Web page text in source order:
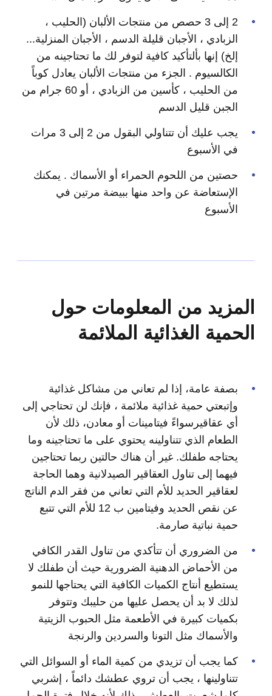
2 إلى 3 حصص من منتجات الألبان (الحليب ،
الزبادي ، الأجبان قليلة الدسم ، الأجبان المنزلية...
إلخ) إنها بألتأكيد كافية لتوفر لك ما تحتاجينه من
الكالسيوم . الجزء من منتجات الألبان يعادل كوباً
من الحليب ، كأسين من الزبادي ، أو 60 جرام من
الجبن قليل الدسم
يجب عليك أن تتناولي البقول من 2 إلى 3 مرات
في الأسبوع
حصتين من اللحوم الحمراء أو الأسماك . يمكنك
الإستعاضة عن واحد منها ببيضة مرتين في
الأسبوع
المزيد من المعلومات حول
الحمية الغذائية الملائمة
بصفة عامة، إذا لم تعاني من مشاكل غذائية
وإتبعتي حمية غذائية ملائمة ، فإنك لن تحتاجي إلى
أي عقاقيرسواءً فيتامينات أو معادن، ذلك لأن
الطعام الذي تتناولينه يحتوي على ما تحتاجينه وما
يحتاجه طفلك. غير أن هناك حالتين ربما تحتاجين
فيهما إلى تناول العقاقير الصيدلانية وهما الحاجة
لعقاقير الحديد للأم التي تعاني من فقر الدم الناتج
عن نقص الحديد وفيتامين ب 12 للأم التي تتبع
حمية نباتية صارمة.
من الضروري أن تتأكدي من تناول القدر الكافي
من الأحماض الدهنية الضرورية حيث أن طفلك لا
يستطيع أنتاج الكميات الكافية التي يحتاجها للنمو
لذلك لا بد أن يحصل عليها من حليبك وتتوفر
بكميات كبيرة في الأطعمة مثل الحبوب الزيتية
والأسماك مثل التونا والسردين والرنجة
كما يجب أن تزيدي من كمية الماء أو السوائل التي
تتناولينها ، يجب أن تروي عطشك دائماً ، إشربي